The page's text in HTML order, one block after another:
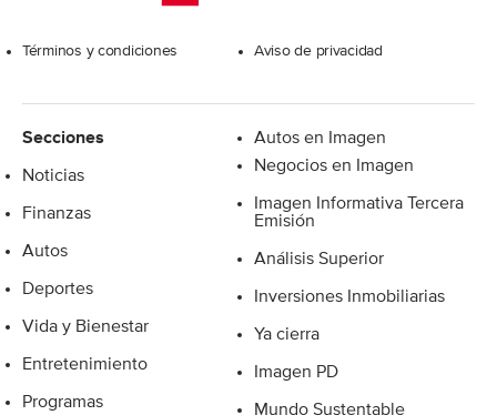
Términos y condiciones Aviso de privacidad
Secciones
Noticias
Finanzas
Autos
Deportes
Vida y Bienestar
Entretenimiento
Programas
Autos en Imagen
Negocios en Imagen
Imagen Informativa Tercera
Emisión
Análisis Superior
Inversiones Inmobiliarias
Ya cierra
Imagen PD
Mundo Sustentable